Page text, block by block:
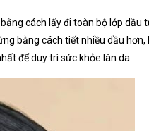
cách lấy đi toàn bộ lớp
bằng cách tiết nhiều dầu
để duy trì sức khỏe làn da.